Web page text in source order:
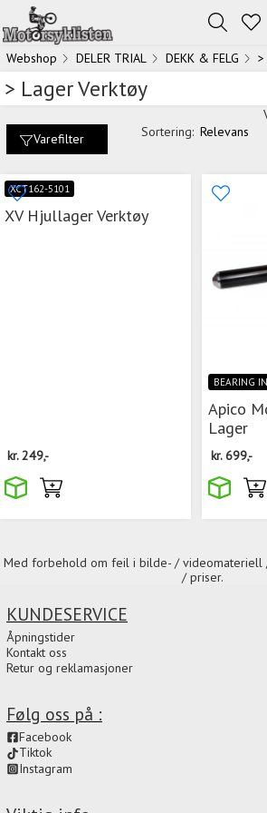
Webshop DELER TRIAL DEKK & FELG
> Lager Verktøy
Varefilter Sortering: Relevans
XCT162-5101
XV Hjullager Verktøy
kr.249,-
BEARING
Apico
Lager
kr.699,-
Med forbehold om feil i bilde- / videomateriell
/ priser.
Følg oss på :
Facebook
Tiktok
Instagram
KUNDESERVICE
Åpningstider
Kontakt oss
Retur og reklamasjoner